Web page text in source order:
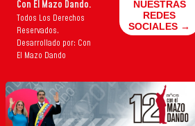
Con El Mazo Dando.
Todos Los Derechos
Reservados.
Desarrollado por: Con
El Mazo Dando
NUESTRAS
REDES
SOCIALES →